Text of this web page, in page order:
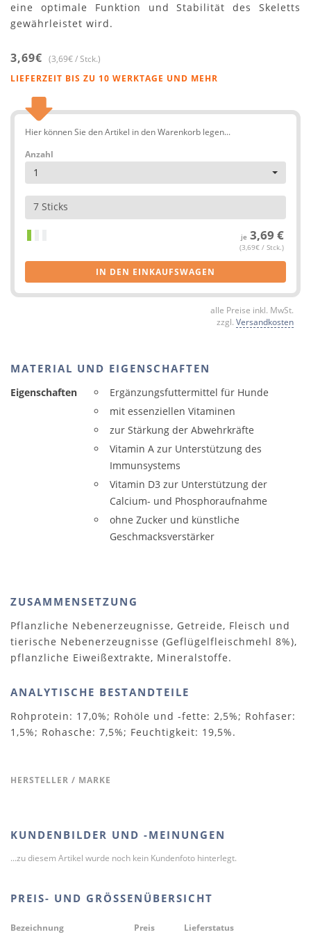
eine optimale Funktion und Stabilität des Skeletts
gewährleistet wird.
3,69€ (3,69€ / Stck.)
LIEFERZEIT BIS ZU 10 WERKTAGE UND MEHR
Hier können Sie den Artikel in den Warenkorb legen...
Anzahl
1
7 Sticks
je 3,69 €
(3,69€ / Stck.)
IN DEN EINKAUFSWAGEN
alle Preise inkl. MwSt.
zzgl. Versandkosten
MATERIAL UND EIGENSCHAFTEN
Eigenschaften
Ergänzungsfuttermittel für Hunde
mit essenziellen Vitaminen
zur Stärkung der Abwehrkräfte
Vitamin A zur Unterstützung des
Immunsystems
Vitamin D3 zur Unterstützung der
Calcium- und Phosphoraufnahme
ohne Zucker und künstliche
Geschmacksverstärker
ZUSAMMENSETZUNG
Pflanzliche Nebenerzeugnisse, Getreide, Fleisch und
tierische Nebenerzeugnisse (Geflügelfleischmehl 8%),
pflanzliche Eiweißextrakte, Mineralstoffe.
ANALYTISCHE BESTANDTEILE
Rohprotein: 17,0%; Rohöle und -fette: 2,5%; Rohfaser:
1,5%; Rohasche: 7,5%; Feuchtigkeit: 19,5%.
HERSTELLER / MARKE
KUNDENBILDER UND -MEINUNGEN
...zu diesem Artikel wurde noch kein Kundenfoto hinterlegt.
PREIS- UND GRÖSSENÜBERSICHT
Bezeichnung Preis Lieferstatus